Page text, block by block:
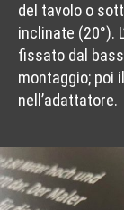
del tavolo o
inclinate (20°).
fissato dal
montaggio; poi
nell’adattatore.